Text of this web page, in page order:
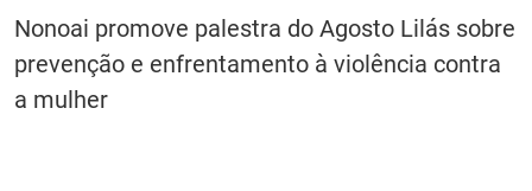
Nonoai promove palestra do Agosto Lilás sobre
prevenção e enfrentamento à violência contra
a mulher